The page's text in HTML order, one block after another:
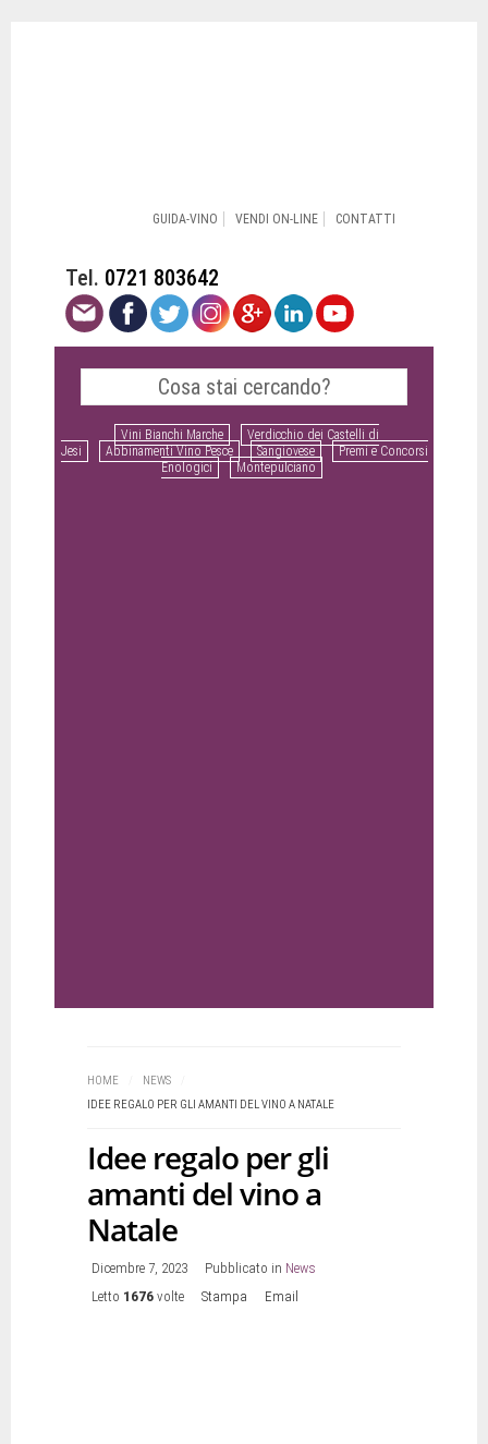
GUIDA-VINO VENDI ON-LINE CONTATTI
Tel. 0721 803642
Vini Bianchi Marche
Verdicchio dei Castelli di
Jesi
Abbinamenti Vino Pesce Sangiovese
Premi e Concorsi
Enologici
Montepulciano
HOME NEWS
IDEE REGALO PER GLI AMANTI DEL VINO A NATALE
Idee regalo per gli
amanti del vino a
Natale
Dicembre 7, 2023 Pubblicato in News
Letto 1676 volte Stampa Email